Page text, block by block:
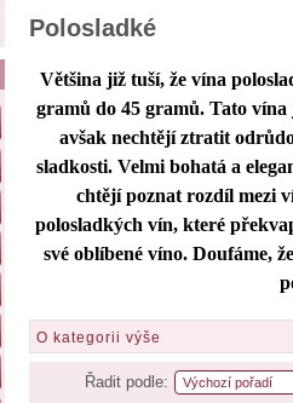
Polosladké
Většina již tuší, že vína
gramů do 45 gramů. Tato
avšak nechtějí ztratit
sladkosti. Velmi bohatá a
chtějí poznat rozdíl mezi
polosladkých vín, které
své oblíbené víno. Doufáme,
O kategorii výše
Řadit podle: